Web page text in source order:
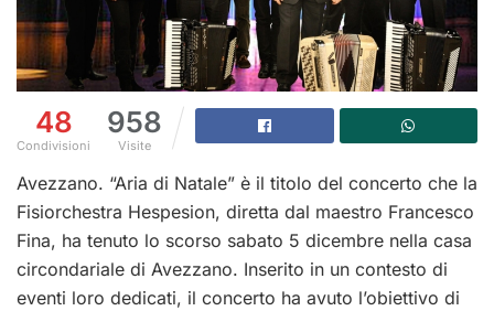
48
Condivisioni
958
Visite
Avezzano. “Aria di Natale” è il titolo del concerto che la
Fisiorchestra Hespesion, diretta dal maestro Francesco
Fina, ha tenuto lo scorso sabato 5 dicembre nella casa
circondariale di Avezzano. Inserito in un contesto di
eventi loro dedicati, il concerto ha avuto l’obiettivo di